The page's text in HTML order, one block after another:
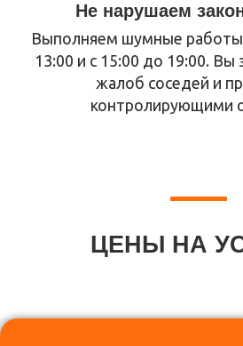
Не нарушаем
Выполняем шумные работы
13:00 и с 15:00 до 19:00. Вы
жалоб соседей и
контролирующими
ЦЕНЫ НА